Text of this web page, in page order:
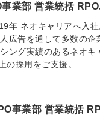
業部 営業統括
年 ネオキャリアへ入
広告を通して多数の
ング実績のあるネオ
の採用をご支援。
事業部 営業統括